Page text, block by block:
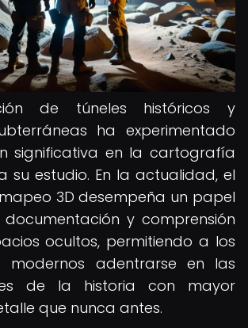
de túneles históricos y
ha experimentado
significativa en la cartografía
su estudio. En la actualidad, el
3D desempeña un papel
y comprensión
ocultos, permitiendo a los
modernos adentrarse en las
de la historia con mayor
que nunca antes.